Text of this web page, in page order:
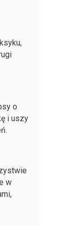
o
i uszy
w